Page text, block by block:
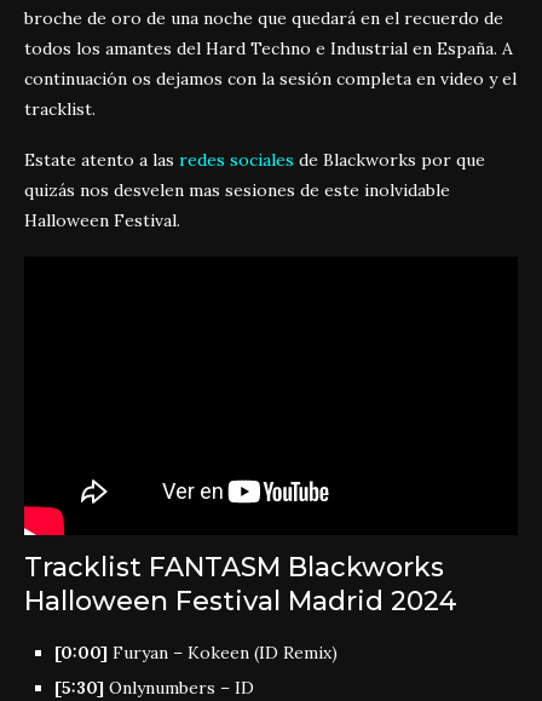
broche de oro de una noche que quedará en el recuerdo de
todos los amantes del Hard Techno e Industrial en España. A
continuación os dejamos con la sesión completa en video y el
tracklist.
Estate atento a las redes sociales de Blackworks por que
quizás nos desvelen mas sesiones de este inolvidable
Halloween Festival.
Tracklist FANTASM Blackworks
Halloween Festival Madrid 2024
[0:00] Furyan – Kokeen (ID Remix)
[5:30] Onlynumbers – ID